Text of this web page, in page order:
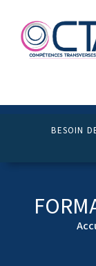
BESOIN